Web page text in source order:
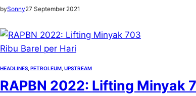
bySonny27 September 2021
HEADLINES PETROLEUM UPSTREAM
RAPBN 2022: Lifting Minyak